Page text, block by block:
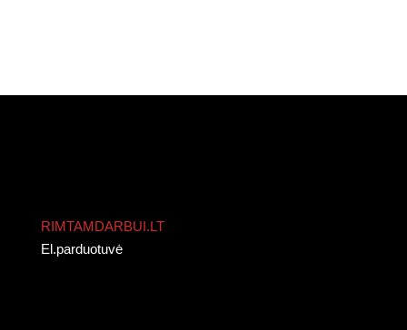
RIMTAMDARBUI.LT
El.parduotuvė